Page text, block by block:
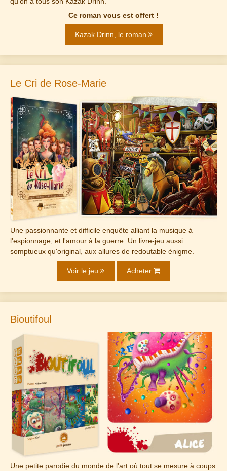
Ce roman vous est offert !
Kazak Drinn, le roman
Le Cri de Rose-Marie
Une passionnante et difficile enquête alliant la musique à
l'espionnage, et l'amour à la guerre. Un livre-jeu aussi
somptueux qu'original, aux allures de redoutable énigme.
Voir le jeu Acheter
Bioutifoul
Une petite parodie du monde de l'art où tout se mesure à coups